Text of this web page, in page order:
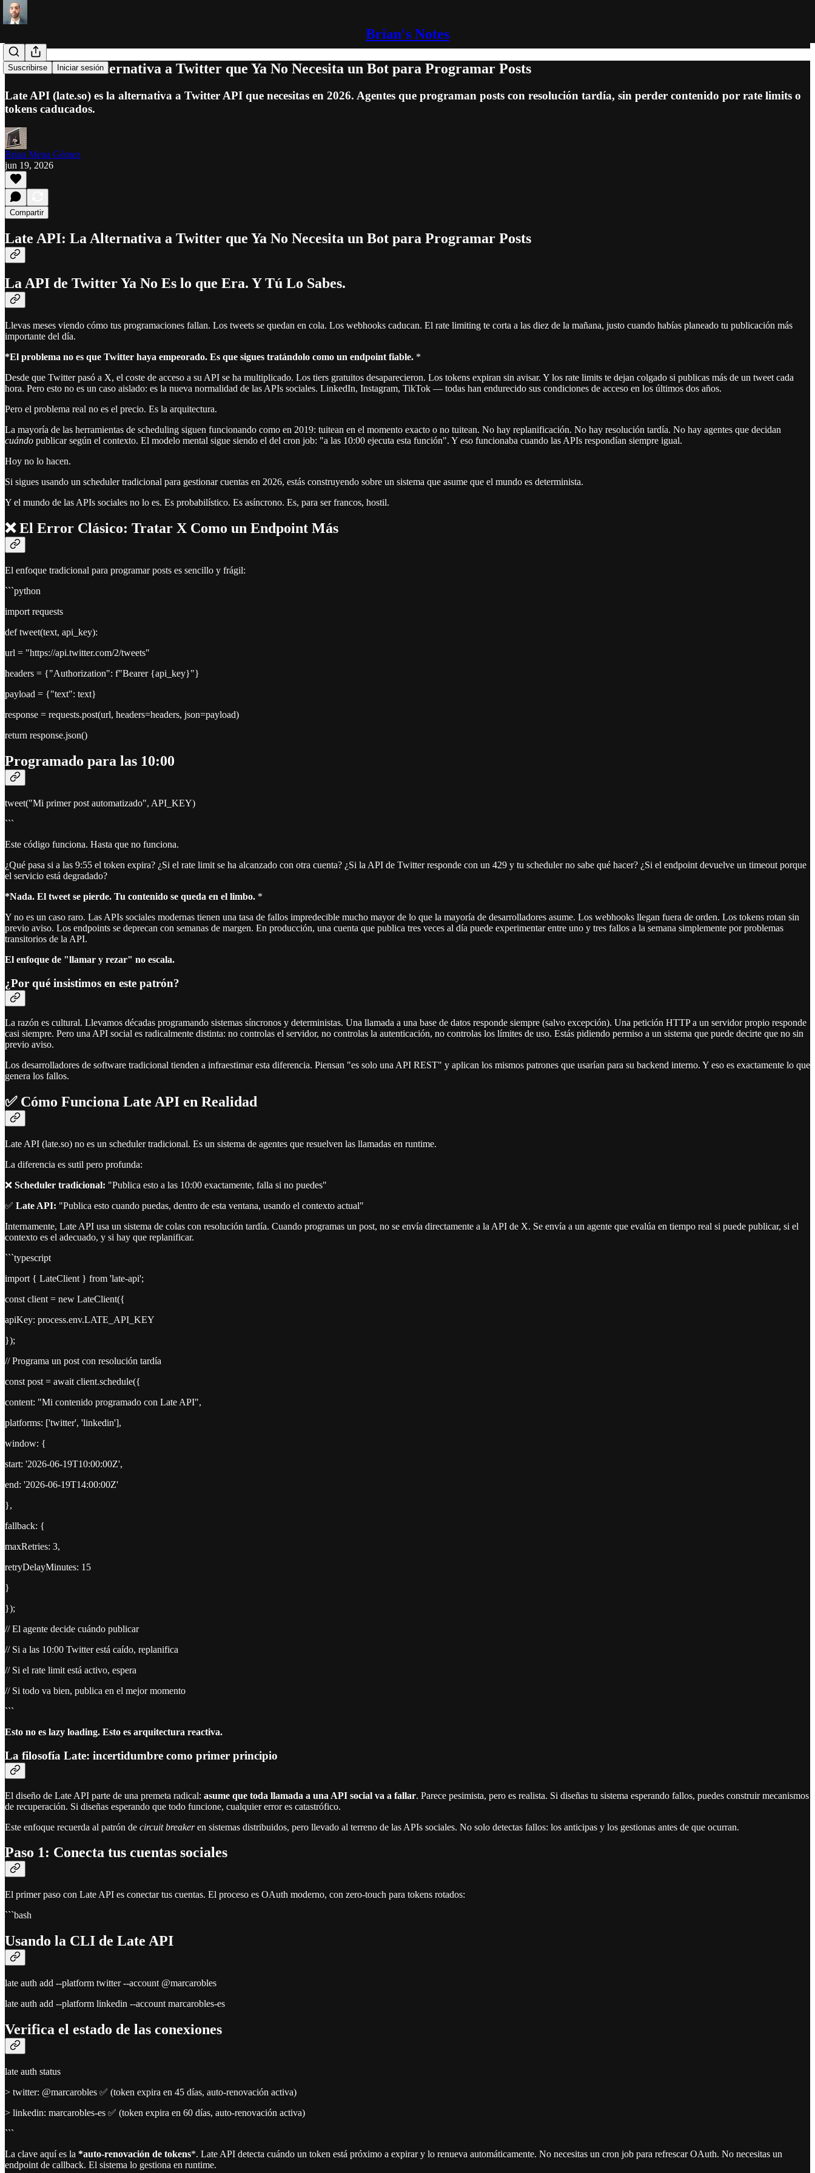
Brian's Notes
Suscribirse Iniciar sesión
Late API: La Alternativa a Twitter que Ya No Necesita un Bot para Programar Posts
Late API (late.so) es la alternativa a Twitter API que necesitas en 2026. Agentes que programan posts con resolución tardía, sin perder contenido por rate limits o
tokens caducados.
Brian Mena Gómez
jun 19, 2026
Compartir
Late API: La Alternativa a Twitter que Ya No Necesita un Bot para Programar Posts
La API de Twitter Ya No Es lo que Era. Y Tú Lo Sabes.
Llevas meses viendo cómo tus programaciones fallan. Los tweets se quedan en cola. Los webhooks caducan. El rate limiting te corta a las diez de la mañana, justo cuando habías planeado tu publicación más
importante del día.
*El problema no es que Twitter haya empeorado. Es que sigues tratándolo como un endpoint fiable. *
Desde que Twitter pasó a X, el coste de acceso a su API se ha multiplicado. Los tiers gratuitos desaparecieron. Los tokens expiran sin avisar. Y los rate limits te dejan colgado si publicas más de un tweet cada
hora. Pero esto no es un caso aislado: es la nueva normalidad de las APIs sociales. LinkedIn, Instagram, TikTok — todas han endurecido sus condiciones de acceso en los últimos dos años.
Pero el problema real no es el precio. Es la arquitectura.
La mayoría de las herramientas de scheduling siguen funcionando como en 2019: tuitean en el momento exacto o no tuitean. No hay replanificación. No hay resolución tardía. No hay agentes que decidan
cuándo publicar según el contexto. El modelo mental sigue siendo el del cron job: "a las 10:00 ejecuta esta función". Y eso funcionaba cuando las APIs respondían siempre igual.
Hoy no lo hacen.
Si sigues usando un scheduler tradicional para gestionar cuentas en 2026, estás construyendo sobre un sistema que asume que el mundo es determinista.
Y el mundo de las APIs sociales no lo es. Es probabilístico. Es asíncrono. Es, para ser francos, hostil.
❌ El Error Clásico: Tratar X Como un Endpoint Más
El enfoque tradicional para programar posts es sencillo y frágil:
```python
import requests
def tweet(text, api_key):
url = "https://api.twitter.com/2/tweets"
headers = {"Authorization": f"Bearer {api_key}"}
payload = {"text": text}
response = requests.post(url, headers=headers, json=payload)
return response.json()
Programado para las 10:00
tweet("Mi primer post automatizado", API_KEY)
```
Este código funciona. Hasta que no funciona.
¿Qué pasa si a las 9:55 el token expira? ¿Si el rate limit se ha alcanzado con otra cuenta? ¿Si la API de Twitter responde con un 429 y tu scheduler no sabe qué hacer? ¿Si el endpoint devuelve un timeout porque
el servicio está degradado?
*Nada. El tweet se pierde. Tu contenido se queda en el limbo. *
Y no es un caso raro. Las APIs sociales modernas tienen una tasa de fallos impredecible mucho mayor de lo que la mayoría de desarrolladores asume. Los webhooks llegan fuera de orden. Los tokens rotan sin
previo aviso. Los endpoints se deprecan con semanas de margen. En producción, una cuenta que publica tres veces al día puede experimentar entre uno y tres fallos a la semana simplemente por problemas
transitorios de la API.
El enfoque de "llamar y rezar" no escala.
¿Por qué insistimos en este patrón?
La razón es cultural. Llevamos décadas programando sistemas síncronos y deterministas. Una llamada a una base de datos responde siempre (salvo excepción). Una petición HTTP a un servidor propio responde
casi siempre. Pero una API social es radicalmente distinta: no controlas el servidor, no controlas la autenticación, no controlas los límites de uso. Estás pidiendo permiso a un sistema que puede decirte que no sin
previo aviso.
Los desarrolladores de software tradicional tienden a infraestimar esta diferencia. Piensan "es solo una API REST" y aplican los mismos patrones que usarían para su backend interno. Y eso es exactamente lo que
genera los fallos.
✅ Cómo Funciona Late API en Realidad
Late API (late.so) no es un scheduler tradicional. Es un sistema de agentes que resuelven las llamadas en runtime.
La diferencia es sutil pero profunda:
❌ Scheduler tradicional: "Publica esto a las 10:00 exactamente, falla si no puedes"
✅ Late API: "Publica esto cuando puedas, dentro de esta ventana, usando el contexto actual"
Internamente, Late API usa un sistema de colas con resolución tardía. Cuando programas un post, no se envía directamente a la API de X. Se envía a un agente que evalúa en tiempo real si puede publicar, si el
contexto es el adecuado, y si hay que replanificar.
```typescript
import { LateClient } from 'late-api';
const client = new LateClient({
apiKey: process.env.LATE_API_KEY
});
// Programa un post con resolución tardía
const post = await client.schedule({
content: "Mi contenido programado con Late API",
platforms: ['twitter', 'linkedin'],
window: {
start: '2026-06-19T10:00:00Z',
end: '2026-06-19T14:00:00Z'
},
fallback: {
maxRetries: 3,
retryDelayMinutes: 15
}
});
// El agente decide cuándo publicar
// Si a las 10:00 Twitter está caído, replanifica
// Si el rate limit está activo, espera
// Si todo va bien, publica en el mejor momento
```
Esto no es lazy loading. Esto es arquitectura reactiva.
La filosofía Late: incertidumbre como primer principio
El diseño de Late API parte de una premeta radical: asume que toda llamada a una API social va a fallar. Parece pesimista, pero es realista. Si diseñas tu sistema esperando fallos, puedes construir mecanismos
de recuperación. Si diseñas esperando que todo funcione, cualquier error es catastrófico.
Este enfoque recuerda al patrón de circuit breakeren sistemas distribuidos, pero llevado al terreno de las APIs sociales. No solo detectas fallos: los anticipas y los gestionas antes de que ocurran.
Paso 1: Conecta tus cuentas sociales
El primer paso con Late API es conectar tus cuentas. El proceso es OAuth moderno, con zero-touch para tokens rotados:
```bash
Usando la CLI de Late API
late auth add --platform twitter --account @marcarobles
late auth add --platform linkedin --account marcarobles-es
Verifica el estado de las conexiones
late auth status
> twitter: @marcarobles ✅ (token expira en 45 días, auto-renovación activa)
> linkedin: marcarobles-es ✅ (token expira en 60 días, auto-renovación activa)
```
La clave aquí es la *auto-renovación de tokens*. Late API detecta cuándo un token está próximo a expirar y lo renueva automáticamente. No necesitas un cron job para refrescar OAuth. No necesitas un
endpoint de callback. El sistema lo gestiona en runtime.